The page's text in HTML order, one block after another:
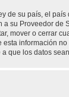
de su país, el país
su Proveedor de
mover o cerrar
información
que los datos